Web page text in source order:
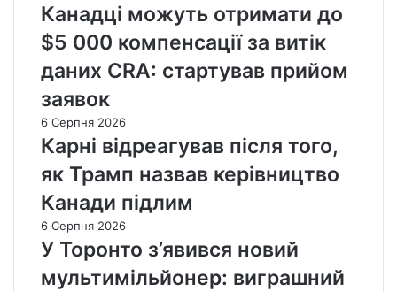
Канадці можуть отримати до
$5 000 компенсації за витік
даних CRA: стартував прийом
заявок
6 Серпня 2026
Карні відреагував після того,
як Трамп назвав керівництво
Канади підлим
6 Серпня 2026
У Торонто з’явився новий
мультимільйонер: виграшний